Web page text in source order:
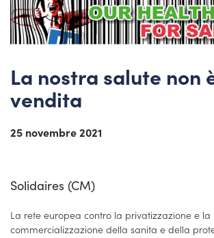
La nostra salute non
vendita
25 novembre 2021
Solidaires (CM)
La rete europea contro la privatizzazione e la
commercializzazione della sanita e della